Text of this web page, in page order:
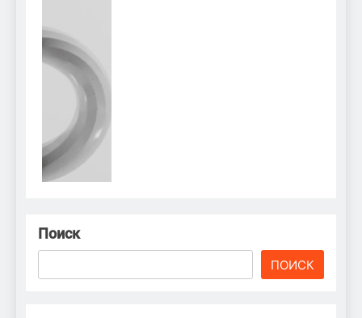
Поиск
ПОИСК